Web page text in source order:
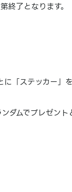
了となります。
「ステッカー」
ムでプレゼント